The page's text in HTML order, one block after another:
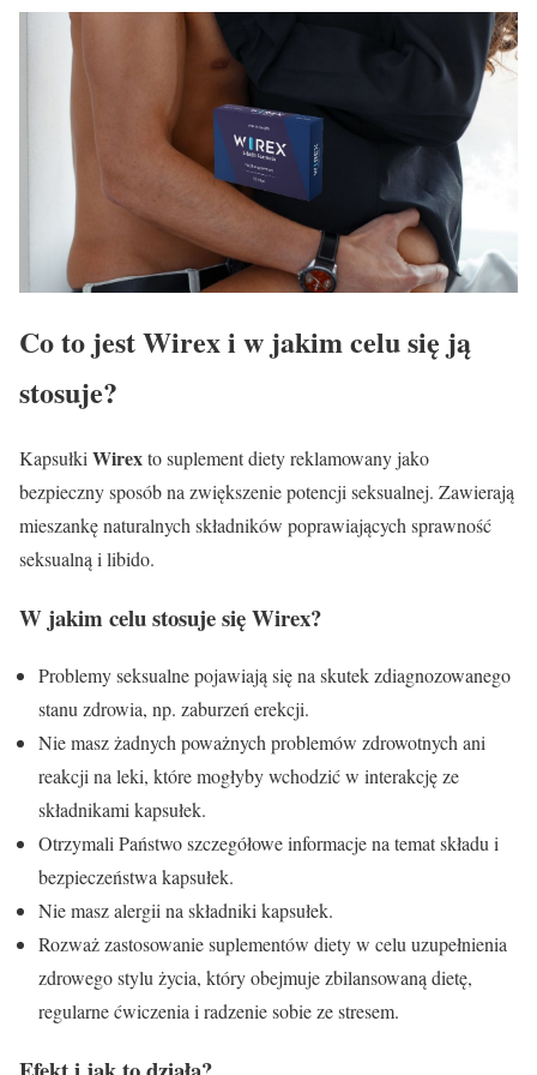
Co to jestWirexi w jakim celu się ją
stosuje?
Kapsułki Wirexto suplement diety reklamowany jako
bezpieczny sposób na zwiększenie potencji seksualnej. Zawierają
mieszankę naturalnych składników poprawiających sprawność
seksualną i libido.
W jakim celu stosuje sięWirex?
Problemy seksualne pojawiają się na skutek zdiagnozowanego
stanu zdrowia, np. zaburzeń erekcji.
Nie masz żadnych poważnych problemów zdrowotnych ani
reakcji na leki, które mogłyby wchodzić w interakcję ze
składnikami kapsułek.
Otrzymali Państwo szczegółowe informacje na temat składu i
bezpieczeństwa kapsułek.
Nie masz alergii na składniki kapsułek.
Rozważ zastosowanie suplementów diety w celu uzupełnienia
zdrowego stylu życia, który obejmuje zbilansowaną dietę,
regularne ćwiczenia i radzenie sobie ze stresem.